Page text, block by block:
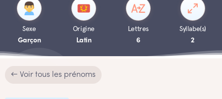
Sexe
Garçon
Origine
Latin
Lettres
6
Syllabe(s)
2
← Voir tous les prénoms